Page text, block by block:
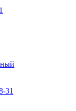
31